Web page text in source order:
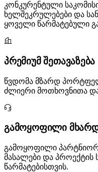
კონკურენტული
ხელშეკრულებები და
ყოველი წარმატებული
პრემიუმ შეთავაზება
წვდომა მზარდ
ძლიერი მოთხოვნითა
გამოყოფილი
გამოყოფილი
მასალები და პროექტის
წარმატებისთვის.